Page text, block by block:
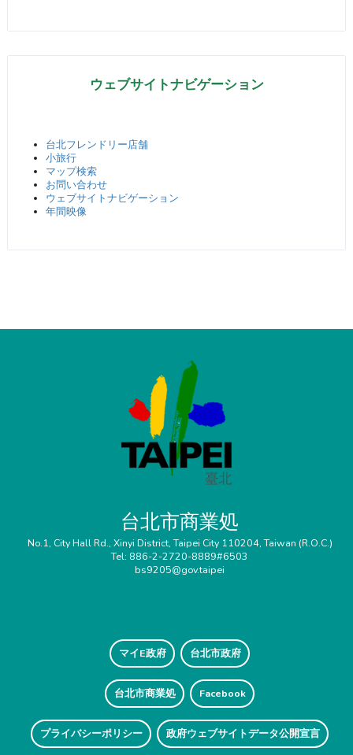
ウェブサイトナビゲーション
台北フレンドリー店舗
小旅行
マップ検索
お問い合わせ
ウェブサイトナビゲーション
年間映像
台北市商業処
No.1, City Hall Rd., Xinyi District, Taipei City 110204, Taiwan (R.O.C.)
Tel: 886-2-2720-8889#6503
bs9205@gov.taipei
マイE政府 台北市政府
台北市商業処 Facebook
プライバシーポリシー 政府ウェブサイトデータ公開宣言